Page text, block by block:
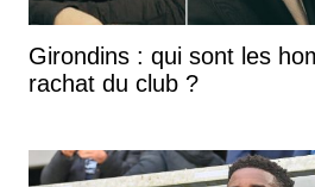
Girondins : qui sont les
rachat du club ?